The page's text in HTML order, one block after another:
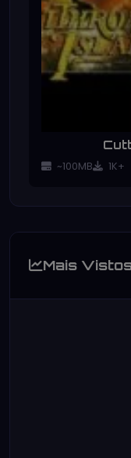
~100MB 1K+
Mais